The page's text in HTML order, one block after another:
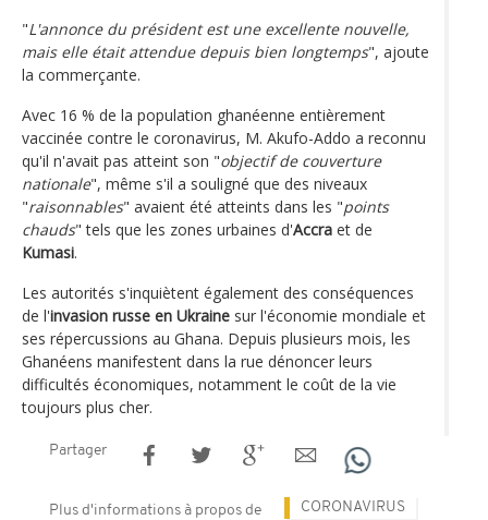
"L'annonce du président est une excellente nouvelle,
mais elle était attendue depuis bien longtemps", ajoute
la commerçante.
Avec 16 % de la population ghanéenne entièrement
vaccinée contre le coronavirus, M. Akufo-Addo a reconnu
qu'il n'avait pas atteint son "objectif de couverture
nationale", même s'il a souligné que des niveaux
"raisonnables" avaient été atteints dans les "points
chauds" tels que les zones urbaines d'Accra et de
Kumasi.
Les autorités s'inquiètent également des conséquences
de l'invasion russe en Ukraine sur l'économie mondiale et
ses répercussions au Ghana. Depuis plusieurs mois, les
Ghanéens manifestent dans la rue dénoncer leurs
difficultés économiques, notamment le coût de la vie
toujours plus cher.
Partager
Plus d'informations à propos de CORONAVIRUS